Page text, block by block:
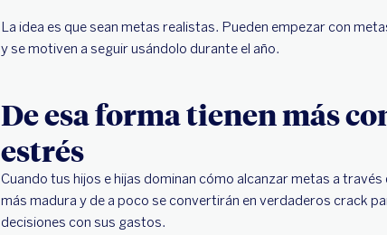
La idea es que sean metas realistas. Pueden empezar con
y se motiven a seguir usándolo durante el año.
De esa forma tienen más
estrés
Cuando tus hijos e hijas dominan cómo alcanzar metas a
más madura y de a poco se convertirán en verdaderos crack
decisiones con sus gastos.